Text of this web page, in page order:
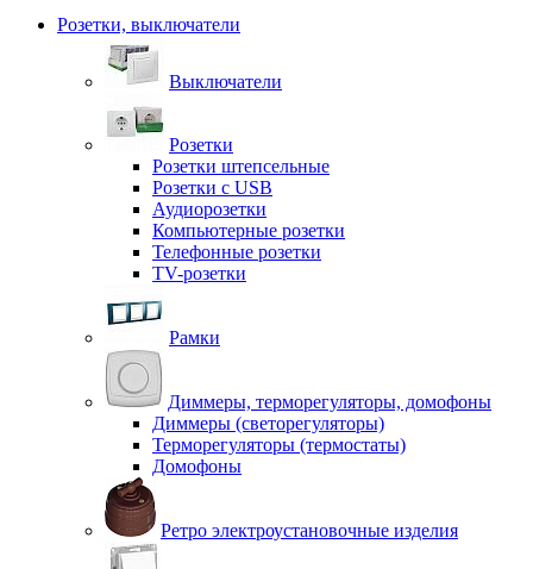
Розетки, выключатели
Выключатели
Розетки
Розетки штепсельные
Розетки с USB
Аудиорозетки
Компьютерные розетки
Телефонные розетки
TV-розетки
Рамки
Диммеры, терморегуляторы, домофоны
Диммеры (светорегуляторы)
Терморегуляторы (термостаты)
Домофоны
Ретро электроустановочные изделия